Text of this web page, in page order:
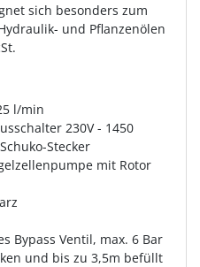
sich besonders zum
und Pflanzenölen
l/min
230V - 1450
Stecker
mit Rotor
Bypass Ventil, max. 6 Bar
und bis zu 3,5m befüllt